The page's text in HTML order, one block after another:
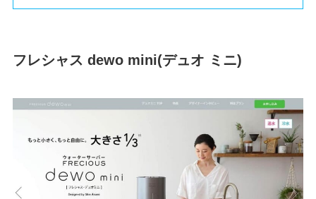
フレシャス dewo mini(デュオ ミニ)